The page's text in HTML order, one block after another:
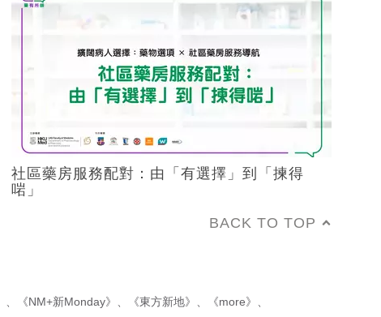
社區藥房服務配對：由「有選擇」到「揀得
啱」
BACK TO TOP
、 《NM+新Monday》 、 《東方新地》 、 《more》 、